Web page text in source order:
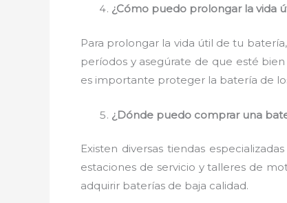
¿Cómo puedo prolongar la vida
Para prolongar la vida útil de tu
períodos y asegúrate de que esté
es importante proteger la batería de
¿Dónde puedo comprar una
Existen diversas tiendas
estaciones de servicio y talleres de
adquirir baterías de baja calidad.